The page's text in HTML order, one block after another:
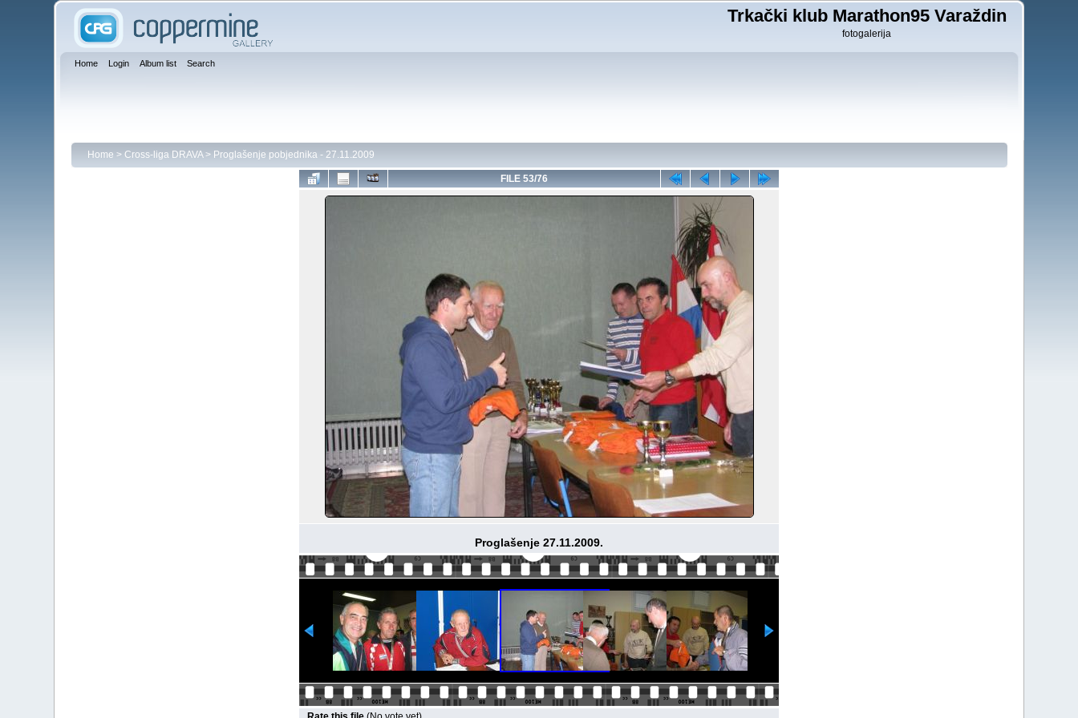
Trkački klub Marathon95 Varaždin
fotogalerija
Home Login Album list Search
Home > Cross-liga DRAVA> Proglašenje pobjednika - 27.11.2009
FILE 53/76
Proglašenje 27.11.2009.